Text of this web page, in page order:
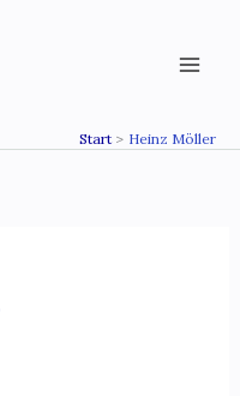
Start Heinz Möller